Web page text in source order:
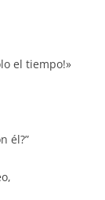
el tiempo!»
él?”